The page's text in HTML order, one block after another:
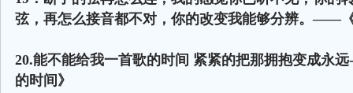
弦，再怎么接音都不对，你的改变我能够分辨。——
20.能不能给我一首歌的时间 紧紧的把那拥抱变成永
的时间》